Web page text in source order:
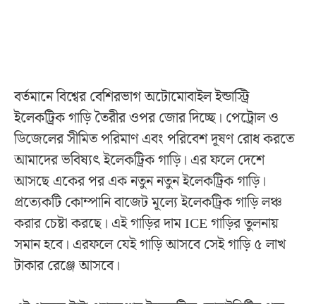
বর্তমানে বিশ্বের বেশিরভাগ অটোমোবাইল ইন্ডাস্ট্রি
ইলেকট্রিক গাড়ি তৈরীর ওপর জোর দিচ্ছে। পেট্রোল ও
ডিজেলের সীমিত পরিমাণ এবং পরিবেশ দূষণ রোধ করতে
আমাদের ভবিষ্যৎ ইলেকট্রিক গাড়ি। এর ফলে দেশে
আসছে একের পর এক নতুন নতুন ইলেকট্রিক গাড়ি।
প্রত্যেকটি কোম্পানি বাজেট মূল্যে ইলেকট্রিক গাড়ি লঞ্চ
করার চেষ্টা করছে। এই গাড়ির দাম ICE গাড়ির তুলনায়
সমান হবে। এরফলে যেই গাড়ি আসবে সেই গাড়ি ৫ লাখ
টাকার রেঞ্জে আসবে।